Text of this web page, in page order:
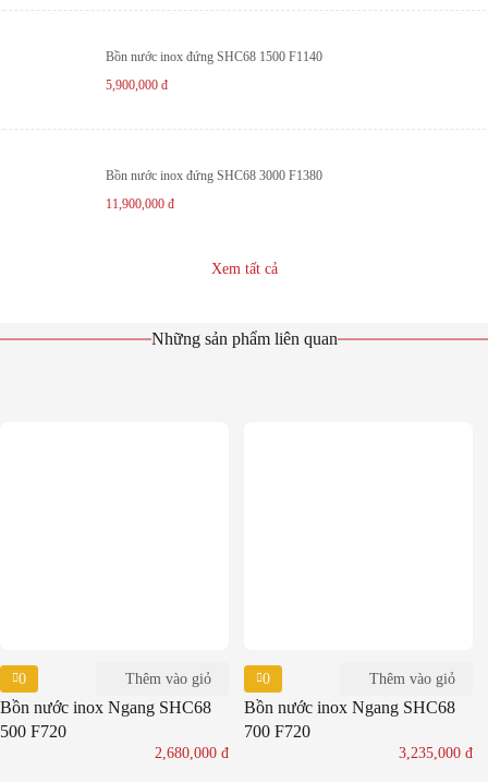
Bồn nước inox đứng SHC68 1500 F1140
5,900,000đ
Bồn nước inox đứng SHC68 3000 F1380
11,900,000đ
Xem tất cả
Những sản phẩm liên quan
0 Thêm vào giỏ
Bồn nước inox Ngang SHC68
500 F720
2,680,000 đ
0 Thêm vào giỏ
Bồn nước inox Ngang SHC68
700 F720
3,235,000 đ